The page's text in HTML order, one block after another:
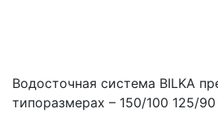
Водосточная система BILKA
типоразмерах – 150/100 125/